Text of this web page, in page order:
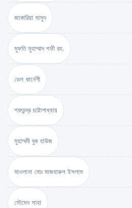
জাকারিয়া মাসুদ
মুফতি মুহাম্মাদ শফী রহ.
ডেল কার্নেগী
শরৎচন্দ্র চট্টোপাধ্যায়
মুহাম্মদী বুক হাউজ
মাওলানা মোঃ মাজহারুল ইসলাম
সৌমেন সাহা